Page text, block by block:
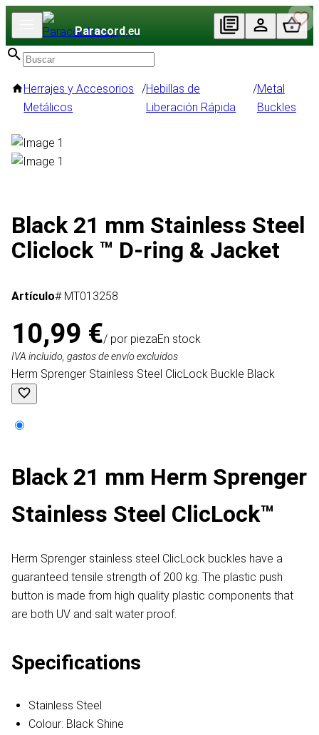
Paracord.eu
Herrajes y Accesorios
Metálicos
/Hebillas de
Liberación Rápida
/Metal
Buckles
Black 21 mm Stainless Steel
Cliclock ™ D-ring & Jacket
Artículo# MT013258
10,99 €/ por piezaEn stock
IVA incluido, gastos de envío excluidos
Herm Sprenger Stainless Steel ClicLock Buckle Black
Black 21 mm Herm Sprenger
Stainless Steel ClicLock™
Herm Sprenger stainless steel ClicLock buckles have a
guaranteed tensile strength of 200 kg. The plastic push
button is made from high quality plastic components that
are both UV and salt water proof.
Specifications
Stainless Steel
Colour: Black Shine